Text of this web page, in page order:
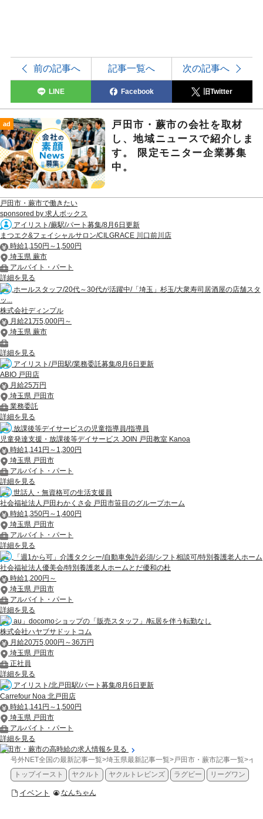
前の記事へ 記事一覧へ 次の記事へ
LINE Facebook 旧Twitter
ad
戸田市・蕨市の会社を取材
し、地域ニュースで紹介しま
す。 限定モニター企業募集
中。
戸田市・蕨市で働きたい
sponsored by 求人ボックス
アイリスト/蕨駅/パート募集/8月6日更新
まつエク&フェイシャルサロン/CILGRACE 川口前川店
時給1,150円～1,500円
埼玉県 蕨市
アルバイト・パート
詳細を見る
ホールスタッフ/20代～30代が活躍中/「埼玉」杉玉/大衆寿司居酒屋の店舗スタ
ッ...
株式会社ディンプル
月給21万5,000円～
埼玉県 蕨市
詳細を見る
アイリスト/戸田駅/業務委託募集/8月6日更新
ABIO 戸田店
月給25万円
埼玉県 戸田市
業務委託
詳細を見る
放課後等デイサービスの児童指導員/指導員
児童発達支援・放課後等デイサービス JOIN 戸田教室 Kanoa
時給1,141円～1,300円
埼玉県 戸田市
アルバイト・パート
詳細を見る
世話人・無資格可の生活支援員
社会福祉法人戸田わかくさ会 戸田市笹目のグループホーム
時給1,350円～1,400円
埼玉県 戸田市
アルバイト・パート
詳細を見る
「週1から可」介護タクシー/自動車免許必須/シフト相談可/特別養護老人ホーム
社会福祉法人優美会/特別養護老人ホームとだ優和の杜
時給1,200円～
埼玉県 戸田市
アルバイト・パート
詳細を見る
au」docomoショップの「販売スタッフ」/転居を伴う転勤なし
株式会社ハヤブサドットコム
月給20万5,000円～36万円
埼玉県 戸田市
正社員
詳細を見る
アイリスト/北戸田駅/パート募集/8月6日更新
Carrefour Noa 北戸田店
時給1,141円～1,500円
埼玉県 戸田市
アルバイト・パート
詳細を見る
戸田市・蕨市の高時給の求人情報を見る
号外NET全国の最新記事一覧>埼玉県最新記事一覧>戸田市・蕨市記事一覧>イ
トップイースト
ヤクルト ヤクルトレビンズ ラグビー リーグワン
イベント なんちゃん